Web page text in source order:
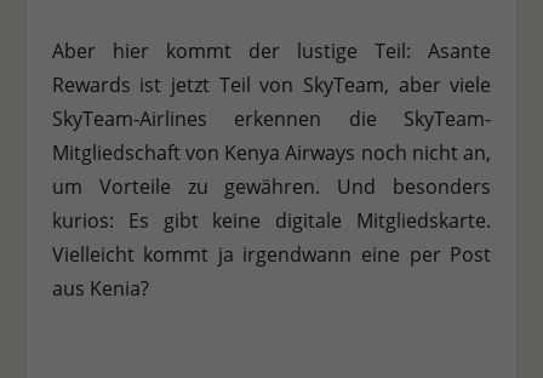
Aber hier kommt der lustige Teil: Asante
Rewards ist jetzt Teil von SkyTeam, aber viele
SkyTeam-Airlines erkennen die SkyTeam-
Mitgliedschaft von Kenya Airways noch nicht an,
um Vorteile zu gewähren. Und besonders
kurios: Es gibt keine digitale Mitgliedskarte.
Vielleicht kommt ja irgendwann eine per Post
aus Kenia?